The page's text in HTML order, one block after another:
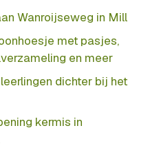
Wanroijseweg in Mill
met pasjes,
en meer
dichter bij het
kermis in